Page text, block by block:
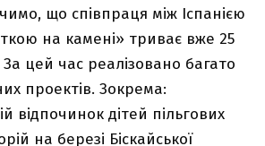
що співпраця між Іспанією
на камені» триває вже 25
За цей час реалізовано багато
проектів. Зокрема:
відпочинок дітей пільгових
на березі Біскайської